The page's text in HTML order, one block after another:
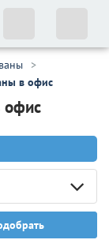
в офис
офис